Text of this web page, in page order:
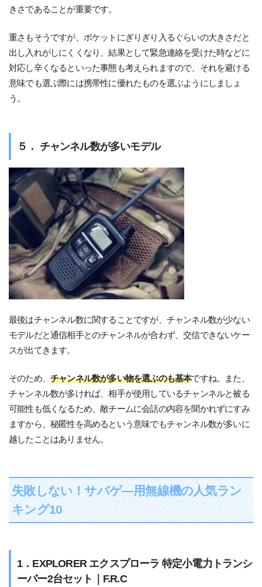
きさであることが重要です。
重さもそうですが、ポケットにぎりぎり入るぐらいの大きさだと
出し入れがしにくくなり、結果として緊急連絡を受けた時などに
対応し辛くなるといった事態も考えられますので、それを避ける
意味でも選ぶ際には携帯性に優れたものを選ぶようにしましょ
う。
５． チャンネル数が多いモデル
最後はチャンネル数に関することですが、チャンネル数が少ない
モデルだと通信相手とのチャンネルが合わず、交信できないケー
スが出てきます。
そのため、 チャンネル数が多い物を選ぶのも基本ですね。また、
チャンネル数が多ければ、相手が使用しているチャンネルと被る
可能性も低くなるため、敵チームに会話の内容を聞かれずにすみ
ますから、秘匿性を高めるという意味でもチャンネル数が多いに
越したことはありません。
失敗しない！サバゲ―用無線機の人気ラン
キング10
1．EXPLORER エクスプローラ 特定小電力トランシ
ーバー2台セット｜F.R.C